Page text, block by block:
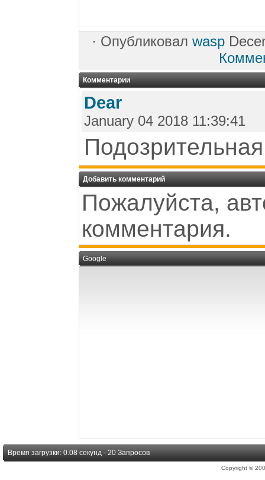
· Опубликовал wasp
Комментарии
Dear
January 04 2018 11:39:41
Добавить комментарий
Пожалуйста,
комментария.
Google
Время загрузки: 0.08 секунд - 20 Запросов
Copyright ©